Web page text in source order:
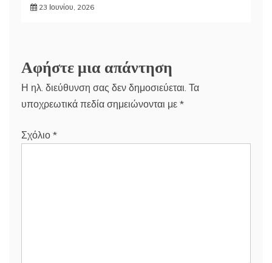
23 Ιουνίου, 2026
Αφήστε μια απάντηση
Η ηλ. διεύθυνση σας δεν δημοσιεύεται. Τα
υποχρεωτικά πεδία σημειώνονται με *
Σχόλιο *